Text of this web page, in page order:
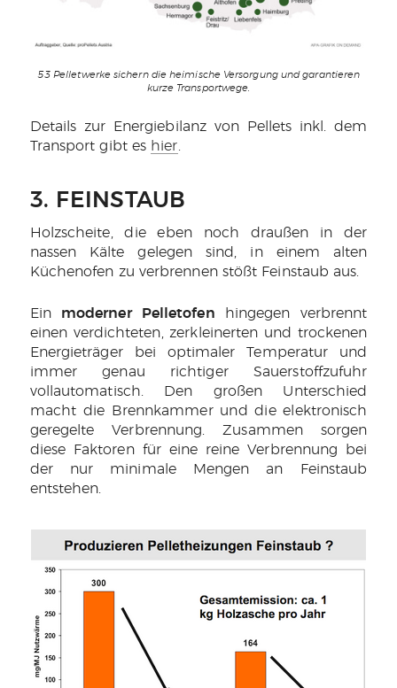
53 Pelletwerke sichern die heimische Versorgung und garantieren
kurze Transportwege.
Details zur Energiebilanz von Pellets inkl. dem
Transport gibt es hier
3. FEINSTAUB
Holzscheite, die eben noch draußen in der
nassen Kälte gelegen sind, in einem alten
Küchenofen zu verbrennen stößt Feinstaub aus.
Ein moderner Pelletofen hingegen verbrennt
einen verdichteten, zerkleinerten und trockenen
Energieträger bei optimaler Temperatur und
immer genau richtiger Sauerstoffzufuhr
vollautomatisch. Den großen Unterschied
macht die Brennkammer und die elektronisch
geregelte Verbrennung. Zusammen sorgen
diese Faktoren für eine reine Verbrennung bei
der nur minimale Mengen an Feinstaub
entstehen.